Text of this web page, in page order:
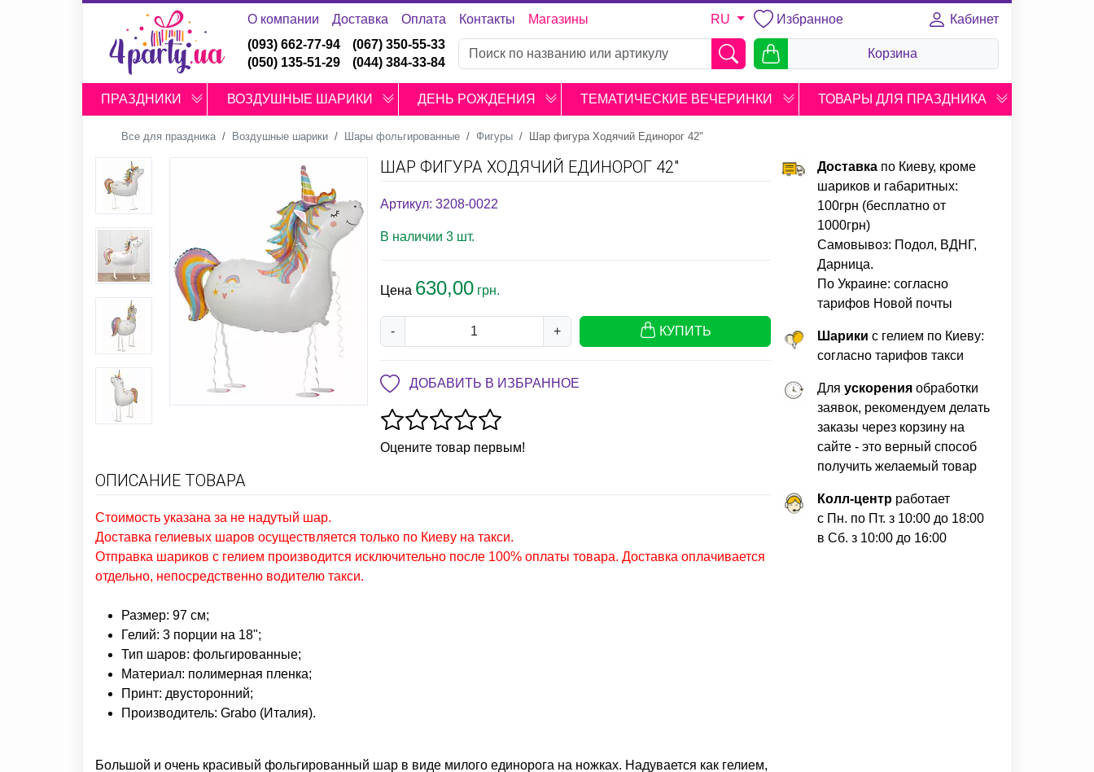
О компании Доставка Оплата Контакты Магазины RU Избранное
Кабинет
(093) 662-77-94
(050) 135-51-29
(067) 350-55-33
(044) 384-33-84
Корзина
ПРАЗДНИКИ ВОЗДУШНЫЕ ШАРИКИ ДЕНЬ РОЖДЕНИЯ ТЕМАТИЧЕСКИЕ ВЕЧЕРИНКИ ТОВАРЫ ДЛЯ ПРАЗДНИКА
Все для праздника Воздушные шарики Шары фольгированные Фигуры Шар фигура Ходячий Единорог 42"
ШАР ФИГУРА ХОДЯЧИЙ ЕДИНОРОГ 42"
Артикул: 3208-0022
В наличии 3 шт.
Цена 630,00 грн.
- + КУПИТЬ
ДОБАВИТЬ В ИЗБРАННОЕ
Оцените товар первым!
ОПИСАНИЕ ТОВАРА
Стоимость указана за не надутый шар.
Доставка гелиевых шаров осуществляется только по Киеву на такси.
Отправка шариков с гелием производится исключительно после 100% оплаты товара. Доставка оплачивается
отдельно, непосредственно водителю такси.
Размер: 97 см;
Гелий: 3 порции на 18";
Тип шаров: фольгированные;
Материал: полимерная пленка;
Принт: двусторонний;
Производитель: Grabo (Италия).
Большой и очень красивый фольгированный шар в виде милого единорога на ножках. Надувается как гелием,
Доставкапо Киеву, кроме
шариков и габаритных:
100грн (бесплатно от
1000грн)
Самовывоз: Подол, ВДНГ,
Дарница.
По Украине: согласно
тарифов Новой почты
Шарики с гелием по Киеву:
согласно тарифов такси
Для ускоренияобработки
заявок, рекомендуем делать
заказы через корзину на
сайте - это верный способ
получить желаемый товар
Колл-центрработает
с Пн. по Пт. з 10:00 до 18:00
в Сб. з 10:00 до 16:00